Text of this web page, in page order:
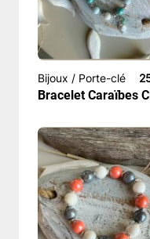
Bijoux / Porte-clé
Bracelet Caraïbes